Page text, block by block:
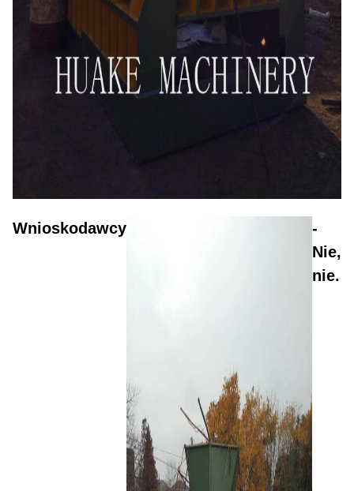
Wnioskodawcy
-
Nie,
nie.